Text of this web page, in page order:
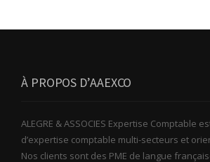
À PROPOS D’AAEXCO
ALEGRE & ASSOCIES Expertise Comptable
d’expertise comptable multi-secteurs et
Nos clients sont des PME de langue